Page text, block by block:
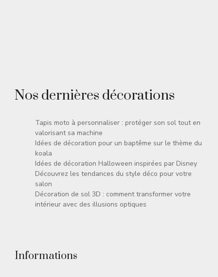
Nos dernières décorations
Tapis moto à personnaliser : protéger son sol tout en
valorisant sa machine
Idées de décoration pour un baptême sur le thème du
koala
Idées de décoration Halloween inspirées par Disney
Découvrez les tendances du style déco pour votre
salon
Décoration de sol 3D : comment transformer votre
intérieur avec des illusions optiques
Informations